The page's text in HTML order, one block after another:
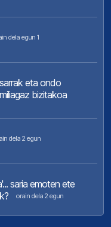
dela egun 1
eta ondo
bizitakoa
dela 2 egun
saria emoten ete
orain dela 2 egun